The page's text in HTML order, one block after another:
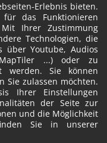
Erlebnis bieten.
das Funktionieren
Ihrer Zustimmung
Technologien, die
über Youtube, Audios
...) oder zu
werden. Sie können
Sie zulassen möchten.
Ihrer Einstellungen
der Seite zur
und die Möglichkeit
Sie in unserer